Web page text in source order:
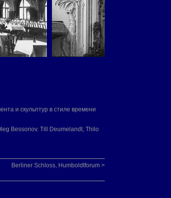
и скульптур в стиле времени
Thilo
Berliner Schloss, Humboldtforum >